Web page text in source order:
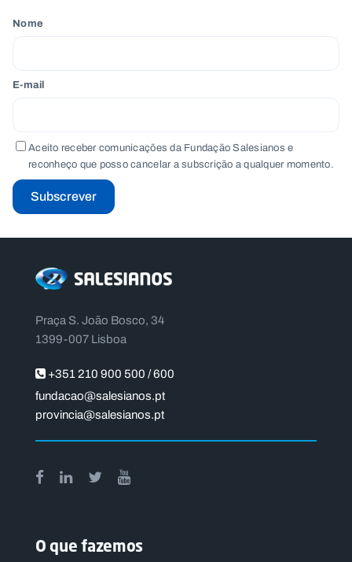
Nome
E-mail
Aceito receber comunicações da Fundação Salesianos e
reconheço que posso cancelar a subscrição a qualquer momento.
Subscrever
Praça S. João Bosco, 34
1399-007 Lisboa
+351 210 900 500 / 600
fundacao@salesianos.pt
provincia@salesianos.pt
O que fazemos